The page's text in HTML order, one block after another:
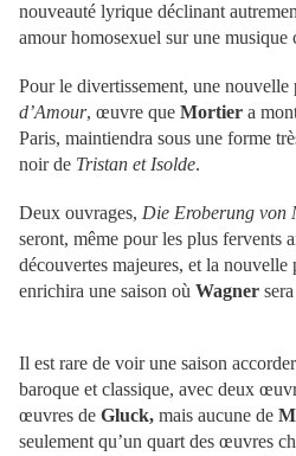
nouveauté lyrique déclinant
amour homosexuel sur une musique
Pour le divertissement, une nouvelle
d’Amour, œuvre que Mortier a
Paris, maintiendra sous une forme
noir de Tristan et Isolde.
Deux ouvrages, Die Eroberung von
seront, même pour les plus fervents
découvertes majeures, et la nouvelle
enrichira une saison où Wagner
Il est rare de voir une saison
baroque et classique, avec deux
œuvres de Gluck, mais aucune de
seulement qu’un quart des œuvres